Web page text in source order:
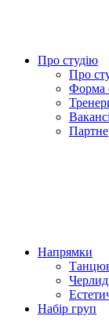
Про студію
Про
Форма
Напрямки
Набір груп